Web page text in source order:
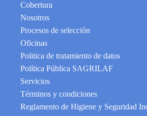
Cobertura
Nosotros
Procesos de selección
Oficinas
Politica de tratamiento de datos
Política Pública SAGRILAF
Servicios
Términos y condiciones
Reglamento de Higiene y Seguridad